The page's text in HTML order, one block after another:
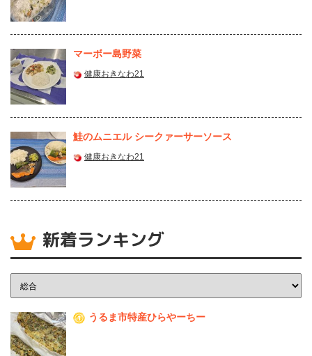
マーボー島野菜
健康おきなわ21
鮭のムニエル シークァーサーソース
健康おきなわ21
新着ランキング
1 うるま市特産ひらやーちー